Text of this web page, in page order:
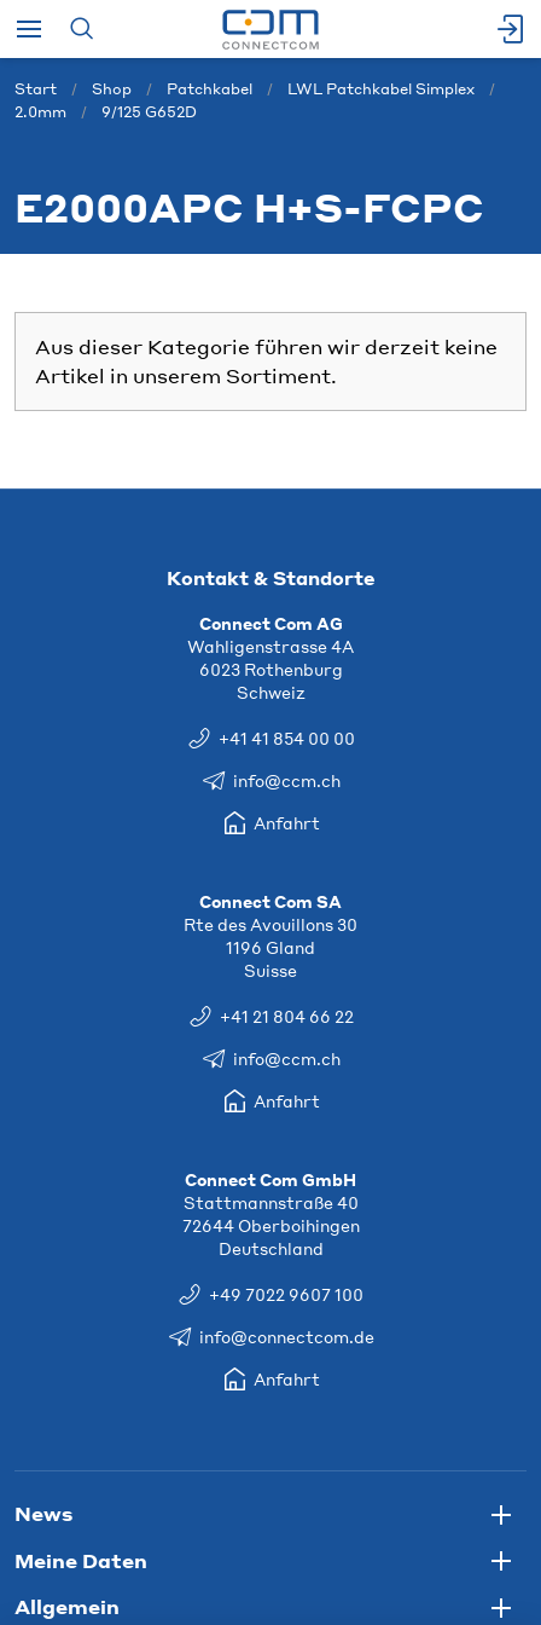
Start Shop Patchkabel
LWL Patchkabel Simplex
2.0mm
9/125 G652D
E2000APC H+S-FCPC
Aus dieser Kategorie führen wir derzeit keine
Artikel in unserem Sortiment.
Kontakt & Standorte
Connect Com AG
Wahligenstrasse 4A
6023 Rothenburg
Schweiz
+41 41 854 00 00
info@ccm.ch
Anfahrt
Connect Com SA
Rte des Avouillons 30
1196 Gland
Suisse
+41 21 804 66 22
info@ccm.ch
Anfahrt
Connect Com GmbH
Stattmannstraße 40
72644 Oberboihingen
Deutschland
+49 7022 9607 100
info@connectcom.de
Anfahrt
News
Meine Daten
Allgemein